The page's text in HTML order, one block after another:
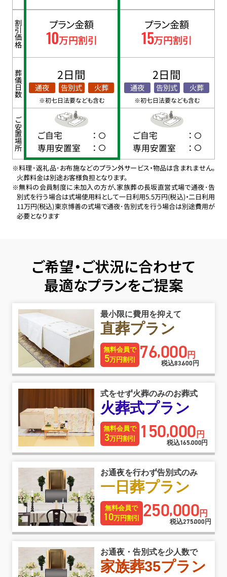
割引価格
葬儀日数
ご安置場所
プラン金額
10万円割引
2日間
通夜 告別式 火葬
※初七日法要なども含む
ご自宅
：
専用安置室
：
プラン金額
15万円割引
2日間
通夜 告別式 火葬
※初七日法要なども含む
ご自宅
：
専用安置室
：
※料理･返礼品･お布施などのプラン外サービス・物品は含まれません。
火葬料金は別途お客様負担となります。
※無料の会員制度に未加入の方が、家族葬の長坂直営式場で通夜･告
別式を行う場合は式場使用料として一日利用5.5万円(税込)・二日利用
11万円(税込)東京博善の式場で通夜･告別式を行う場合は別途費用が
必要となります
ご希望・ご状況に合わせて
最適なプランをご提案
最小限に費用を抑えて
直葬プラン
無料会員で
5万円割引 76,000円
税込83,600 円
式をせず火葬のみのお葬式
火葬式プラン
無料会員で
3万円割引 150,000 円
税込165,000円
お通夜を行わず告別式のみ
一日葬プラン
無料会員で
10万円割引 250,000円
税込275,000 円
お通夜・告別式を少人数で
家族葬35プラン